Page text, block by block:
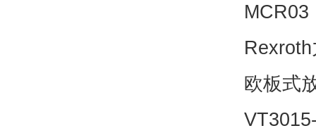
欧板式